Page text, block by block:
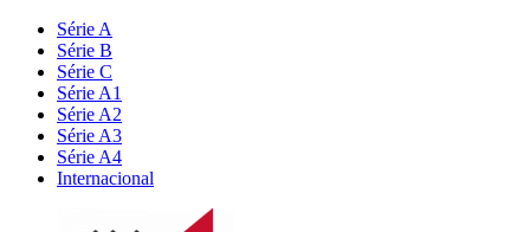
Série A
Série B
Série C
Série A1
Série A2
Série A3
Série A4
Internacional